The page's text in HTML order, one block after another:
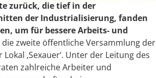
zurück, die tief in der
der Industrialisierung, fanden
um für bessere Arbeits- und
zweite öffentliche Versammlung der
‚Sexauer‘. Unter der Leitung des
zahlreiche Arbeiter und